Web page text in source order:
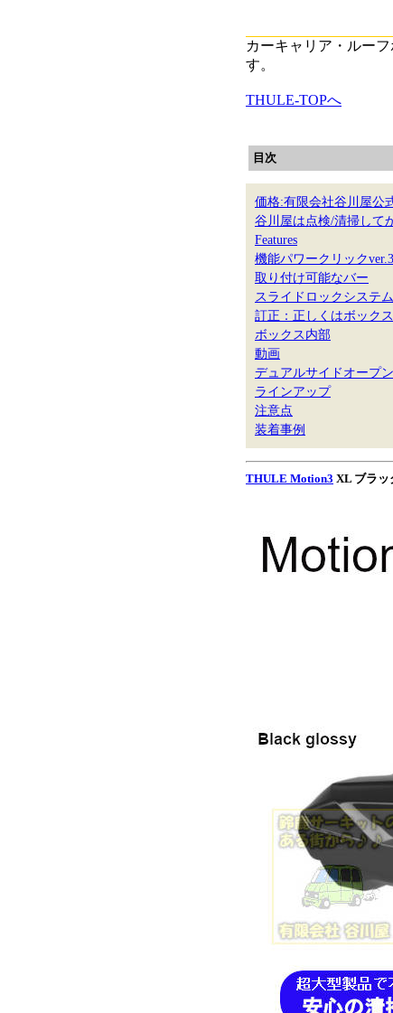
カーキャリア・ルー
す。
THULE-TOPへ
目次
価格:有限会社谷川屋公
谷川屋は点検/清掃して
Features
機能パワークリックver.3
取り付け可能なバー
スライドロックシステム
訂正：正しくはボック
ボックス内部
動画
デュアルサイドオープ
ラインアップ
注意点
装着事例
THULE Motion3 XL ブラッ